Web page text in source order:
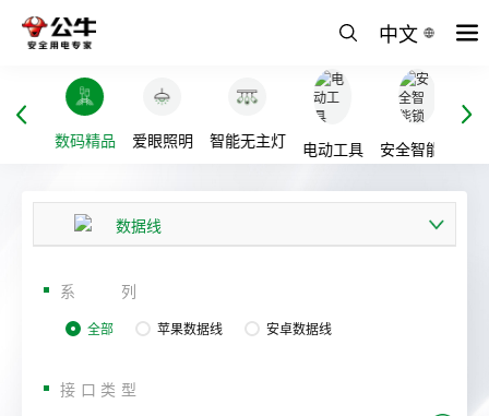
中文
数码精品 爱眼照明 智能无主灯 电动工具 安全智能锁
数据线
耳机
系列
全部 苹果数据线 安卓数据线
接口类型